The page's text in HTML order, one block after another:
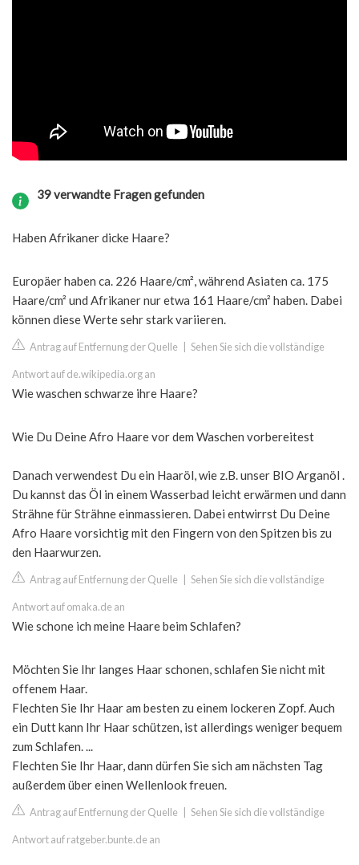
39 verwandte Fragen gefunden
Haben Afrikaner dicke Haare?
Europäer haben ca. 226 Haare/cm², während Asiaten ca. 175
Haare/cm² und Afrikaner nur etwa 161 Haare/cm² haben. Dabei
können diese Werte sehr stark variieren.
Antrag auf Entfernung der Quelle Sehen Sie sich die vollständige
Antwort auf de.wikipedia.org an
Wie waschen schwarze ihre Haare?
Wie Du Deine Afro Haare vor dem Waschen vorbereitest
Danach verwendest Du ein Haaröl, wie z.B. unser BIO Arganöl .
Du kannst das Öl in einem Wasserbad leicht erwärmen und dann
Strähne für Strähne einmassieren. Dabei entwirrst Du Deine
Afro Haare vorsichtig mit den Fingern von den Spitzen bis zu
den Haarwurzen.
Antrag auf Entfernung der Quelle Sehen Sie sich die vollständige
Antwort auf omaka.de an
Wie schone ich meine Haare beim Schlafen?
Möchten Sie Ihr langes Haar schonen, schlafen Sie nicht mit
offenem Haar.
Flechten Sie Ihr Haar am besten zu einem lockeren Zopf. Auch
ein Dutt kann Ihr Haar schützen, ist allerdings weniger bequem
zum Schlafen. ...
Flechten Sie Ihr Haar, dann dürfen Sie sich am nächsten Tag
außerdem über einen Wellenlook freuen.
Antrag auf Entfernung der Quelle Sehen Sie sich die vollständige
Antwort auf ratgeber.bunte.de an